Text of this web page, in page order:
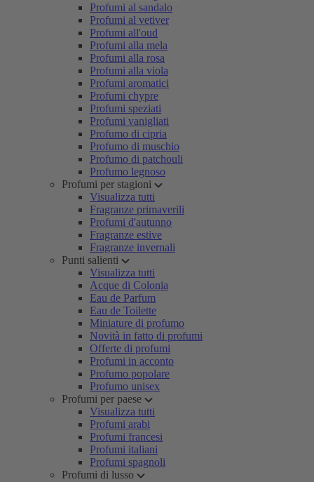
Profumi al sandalo
Profumi al vetiver
Profumi all'oud
Profumi alla mela
Profumi alla rosa
Profumi alla viola
Profumi aromatici
Profumi chypre
Profumi speziati
Profumi vanigliati
Profumo di cipria
Profumo di muschio
Profumo di patchouli
Profumo legnoso
Profumi per stagioni
Visualizza tutti
Fragranze primaverili
Profumi d'autunno
Fragranze estive
Fragranze invernali
Punti salienti
Visualizza tutti
Acque di Colonia
Eau de Parfum
Eau de Toilette
Miniature di profumo
Novità in fatto di profumi
Offerte di profumi
Profumi in acconto
Profumo popolare
Profumo unisex
Profumi per paese
Visualizza tutti
Profumi arabi
Profumi francesi
Profumi italiani
Profumi spagnoli
Profumi di lusso